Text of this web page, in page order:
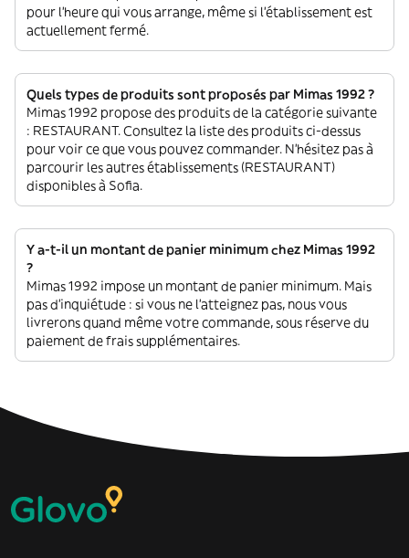
pour l'heure qui vous arrange, même si l'établissement est
actuellement fermé.
Quels types de produits sont proposés par Mimas 1992 ?
Mimas 1992 propose des produits de la catégorie suivante
: RESTAURANT. Consultez la liste des produits ci-dessus
pour voir ce que vous pouvez commander. N'hésitez pas à
parcourir les autres établissements (RESTAURANT)
disponibles à Sofia.
Y a-t-il un montant de panier minimum chez Mimas 1992
?
Mimas 1992 impose un montant de panier minimum. Mais
pas d'inquiétude : si vous ne l'atteignez pas, nous vous
livrerons quand même votre commande, sous réserve du
paiement de frais supplémentaires.